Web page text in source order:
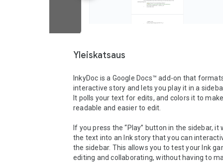
Yleiskatsaus
InkyDoc is a Google Docs™ add-on that
interactive story and lets you play it in a
It polls your text for edits, and colors it to
readable and easier to edit.
If you press the “Play” button in the sidebar, it
the text into an Ink story that you can
the sidebar. This allows you to test your Ink
editing and collaborating, without having to